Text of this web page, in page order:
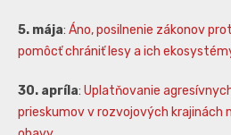
5. mája: Áno, posilnenie zákonov
pomôcť chrániť lesy a ich
30. apríla: Uplatňovanie
prieskumov v rozvojových krajinách